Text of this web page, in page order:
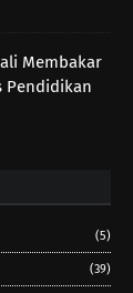
Membakar
Pendidikan
(5)
(39)